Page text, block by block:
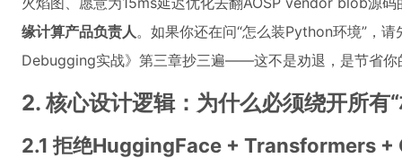
缘计算产品负责人。如果你还在问“怎么装Python环境”，
Debugging实战》第三章抄三遍——这不是劝退，是节省你
2. 核心设计逻辑：为什么必须绕开所有
2.1 拒绝HuggingFace + Transformers +